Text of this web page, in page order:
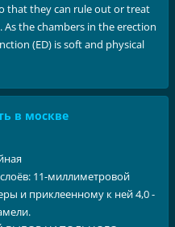
that they can rule out or treat
the chambers in the erection
(ED) is soft and physical
в москве
11-миллиметровой
и приклеенному к ней 4,0 -